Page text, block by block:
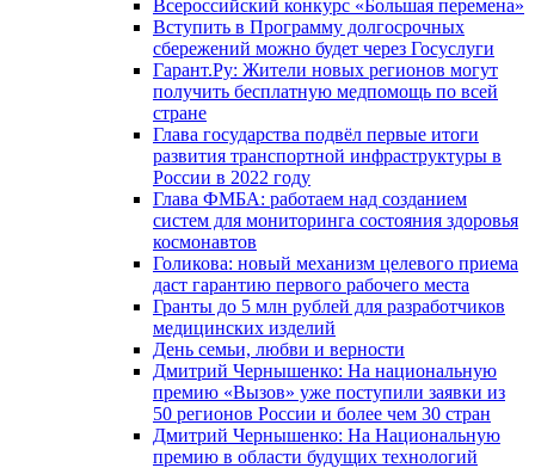
Всероссийский конкурс «Большая перемена»
Вступить в Программу долгосрочных
сбережений можно будет через Госуслуги
Гарант.Ру: Жители новых регионов могут
получить бесплатную медпомощь по всей
стране
Глава государства подвёл первые итоги
развития транспортной инфраструктуры в
России в 2022 году
Глава ФМБА: работаем над созданием
систем для мониторинга состояния здоровья
космонавтов
Голикова: новый механизм целевого приема
даст гарантию первого рабочего места
Гранты до 5 млн рублей для разработчиков
медицинских изделий
День семьи, любви и верности
Дмитрий Чернышенко: На национальную
премию «Вызов» уже поступили заявки из
50 регионов России и более чем 30 стран
Дмитрий Чернышенко: На Национальную
премию в области будущих технологий